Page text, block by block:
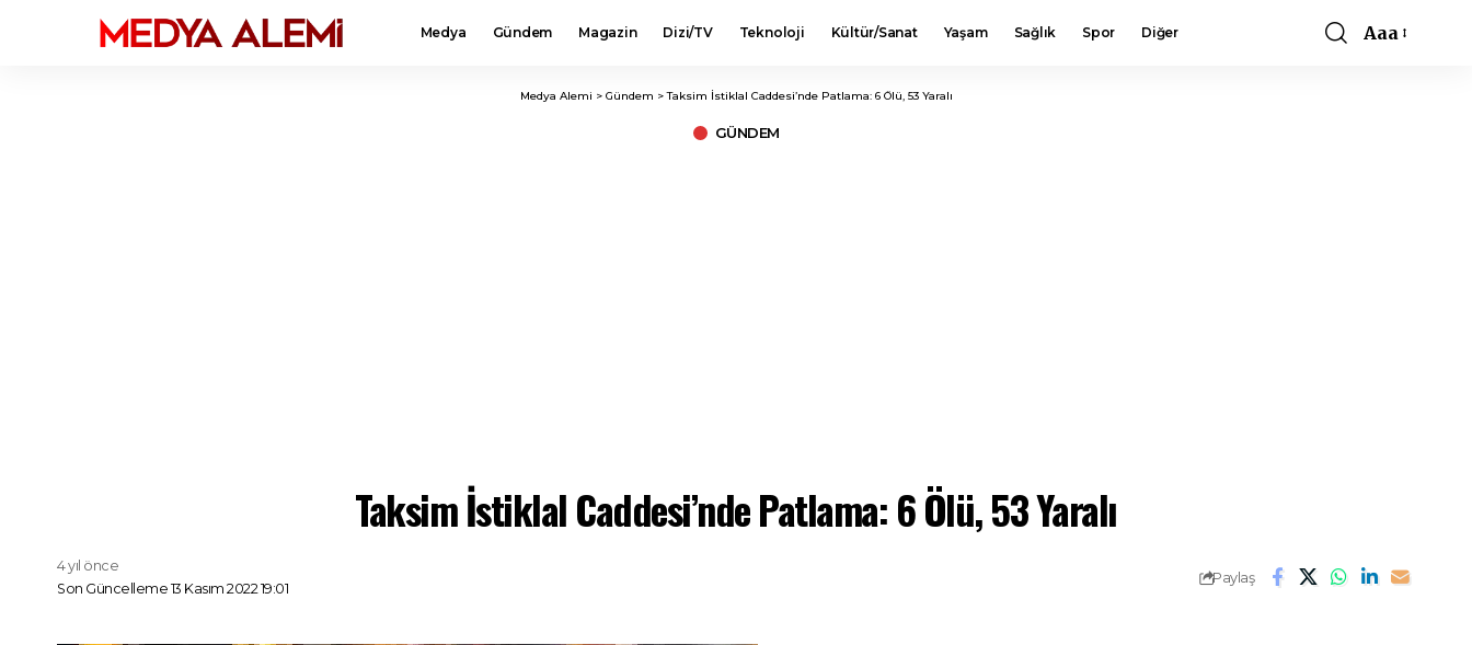
Medya Gündem Magazin Dizi/TV Teknoloji Kültür/Sanat Yaşam Sağlık Spor Diğer
Font
Aaa
Medya Alemi > Gündem >Taksim İstiklal Caddesi’nde Patlama: 6 Ölü, 53 Yaralı
GÜNDEM
Taksim İstiklal Caddesi’nde Patlama: 6 Ölü, 53 Yaralı
Son Güncelleme 13 Kasım 2022 19:01
4 yıl önce
Paylaş